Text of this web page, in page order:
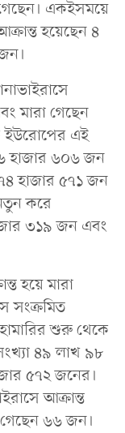
একইসময়ে
হয়েছেন ৪
মারা গেছেন
ইউরোপের এই
হাজার ৬০৬ জন
হাজার ৫৭১ জন
করে
৩১৯ জন এবং
হয়ে মারা
সংক্রমিত
শুরু থেকে
৪৯ লাখ ৯৮
৫৭২ জনের।
আক্রান্ত
৬৬ জন।